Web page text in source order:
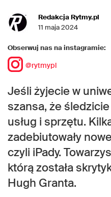
Redakcja Rytmy.pl
11 maja 2024
Obserwuj nas na instagramie:
@rytmypl
Jeśli żyjecie w
szansa, że
usług i sprzętu.
zadebiutowały
czyli iPady.
którą została
Hugh Granta.